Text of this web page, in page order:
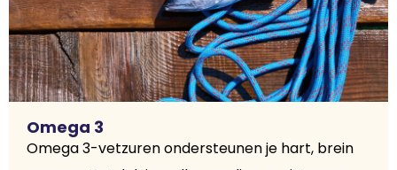
Omega 3
Omega 3-vetzuren ondersteunen je hart, brein